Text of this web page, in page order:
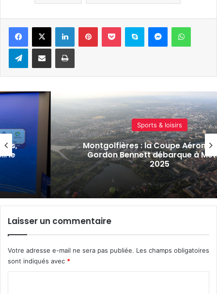
LinkedinPinterestPocket Skype Messenger
TelegramPartager par e-mail Imprimer
le
Sports & loisirs
Montgolfières : la Coupe
Gordon Bennett débarque à
2025
Laisser un commentaire
Votre adresse e-mail ne sera pas publiée. Les champs obligatoires
sont indiqués avec *